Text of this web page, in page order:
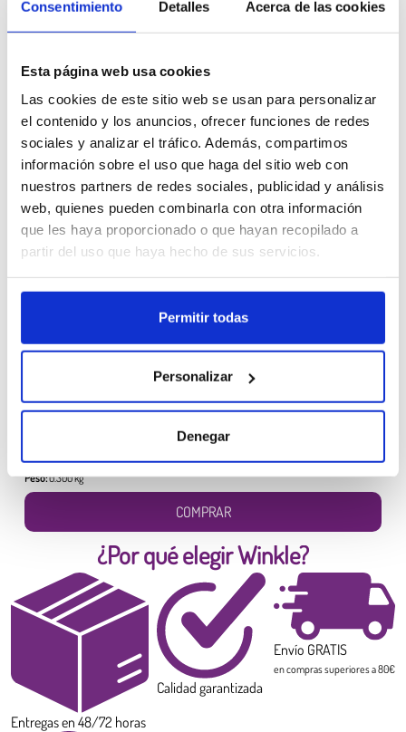
Consentimiento Detalles Acerca de las cookies
Esta página web usa cookies
Las cookies de este sitio web se usan para personalizar
el contenido y los anuncios, ofrecer funciones de redes
sociales y analizar el tráfico. Además, compartimos
información sobre el uso que haga del sitio web con
nuestros partners de redes sociales, publicidad y análisis
web, quienes pueden combinarla con otra información
que les haya proporcionado o que hayan recopilado a
partir del uso que haya hecho de sus servicios.
Permitir todas
Personalizar
Denegar
Temperatura de impresión recomendada: 190 °C – 230 °C.
Temperatura de la cama: 50 °C – 70 °C.
Velocidad de impresión recomendada: 50-90 mm/s.
Temperatura de Fusión: 155ºC.
Si estás pensando en comprar Filamento PLA HD Glow, este modelo
de Winkle es el mejor filamento para crear modelos luminosos y
decorativos. Filamento impresora 3D profesional, con garantía de
calidad y rendimiento superior.
¡Haz que cada impresión brille con personalidad propia!
Habla con el equipo Winkle y
recibe ayuda experta para
Ficha técnica
Parámetros de
impresión
Recursos 3D
Otros clientes también compraron
Filamento PLA HD Winkle
Peso:0.300 kg
COMPRAR
¿Por qué elegir Winkle?
Entregas en 48/72 horas
Calidad garantizada
Envío GRATIS
en compras superiores a 80€